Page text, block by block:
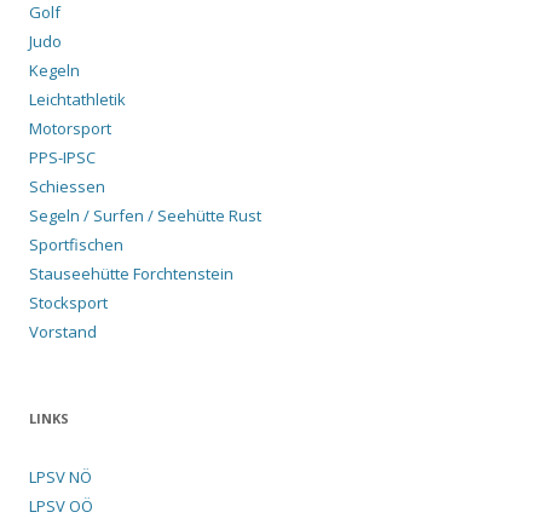
Golf
Judo
Kegeln
Leichtathletik
Motorsport
PPS-IPSC
Schiessen
Segeln / Surfen / Seehütte Rust
Sportfischen
Stauseehütte Forchtenstein
Stocksport
Vorstand
LINKS
LPSV NÖ
LPSV OÖ